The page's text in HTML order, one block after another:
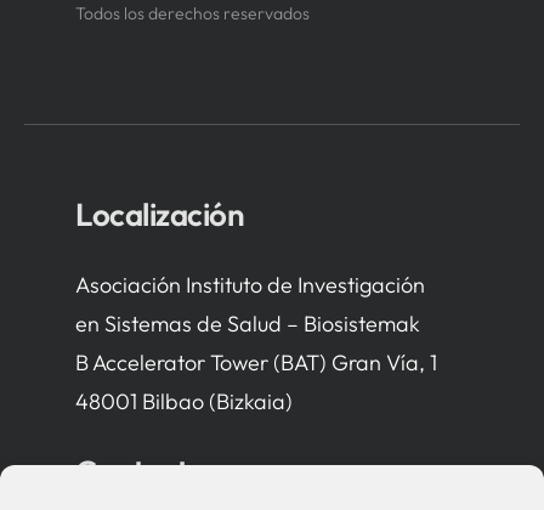
Todos los derechos reservados
Localización
Asociación Instituto de Investigación
en Sistemas de Salud – Biosistemak
B Accelerator Tower (BAT) Gran Vía, 1
48001 Bilbao (Bizkaia)
Contacto